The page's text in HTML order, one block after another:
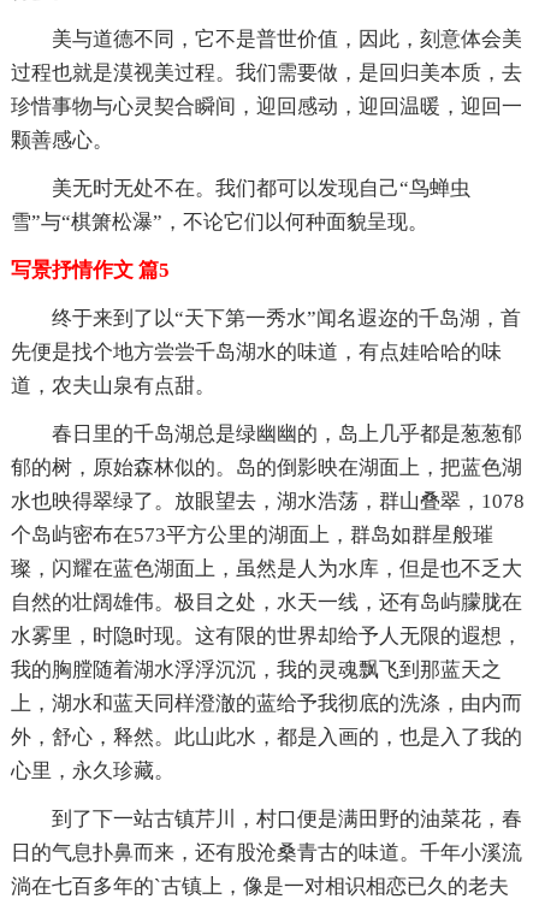
美与道德不同，它不是普世价值，因此，刻意体会美
过程也就是漠视美过程。我们需要做，是回归美本质，去
珍惜事物与心灵契合瞬间，迎回感动，迎回温暖，迎回一
颗善感心。
美无时无处不在。我们都可以发现自己“鸟蝉虫
雪”与“棋箫松瀑”，不论它们以何种面貌呈现。
写景抒情作文 篇5
终于来到了以“天下第一秀水”闻名遐迩的千岛湖，首
先便是找个地方尝尝千岛湖水的味道，有点娃哈哈的味
道，农夫山泉有点甜。
春日里的千岛湖总是绿幽幽的，岛上几乎都是葱葱郁
郁的树，原始森林似的。岛的倒影映在湖面上，把蓝色湖
水也映得翠绿了。放眼望去，湖水浩荡，群山叠翠，1078
个岛屿密布在573平方公里的湖面上，群岛如群星般璀
璨，闪耀在蓝色湖面上，虽然是人为水库，但是也不乏大
自然的壮阔雄伟。极目之处，水天一线，还有岛屿朦胧在
水雾里，时隐时现。这有限的世界却给予人无限的遐想，
我的胸膛随着湖水浮浮沉沉，我的灵魂飘飞到那蓝天之
上，湖水和蓝天同样澄澈的蓝给予我彻底的洗涤，由内而
外，舒心，释然。此山此水，都是入画的，也是入了我的
心里，永久珍藏。
到了下一站古镇芹川，村口便是满田野的油菜花，春
日的气息扑鼻而来，还有股沧桑青古的味道。千年小溪流
淌在七百多年的`古镇上，像是一对相识相恋已久的老夫